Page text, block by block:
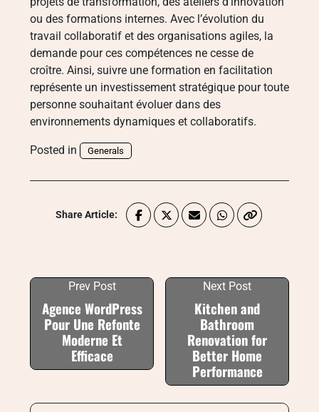
ou des formations internes. Avec l’évolution du
travail collaboratif et des organisations agiles, la
demande pour ces compétences ne cesse de
croître. Ainsi, suivre une formation en facilitation
représente un investissement stratégique pour toute
personne souhaitant évoluer dans des
environnements dynamiques et collaboratifs.
Posted in Generals
Share Article:
Prev Post
Agence WordPress
Pour Une Refonte
Moderne Et
Efficace
Next Post
Kitchen and
Bathroom
Renovation for
Better Home
Performance